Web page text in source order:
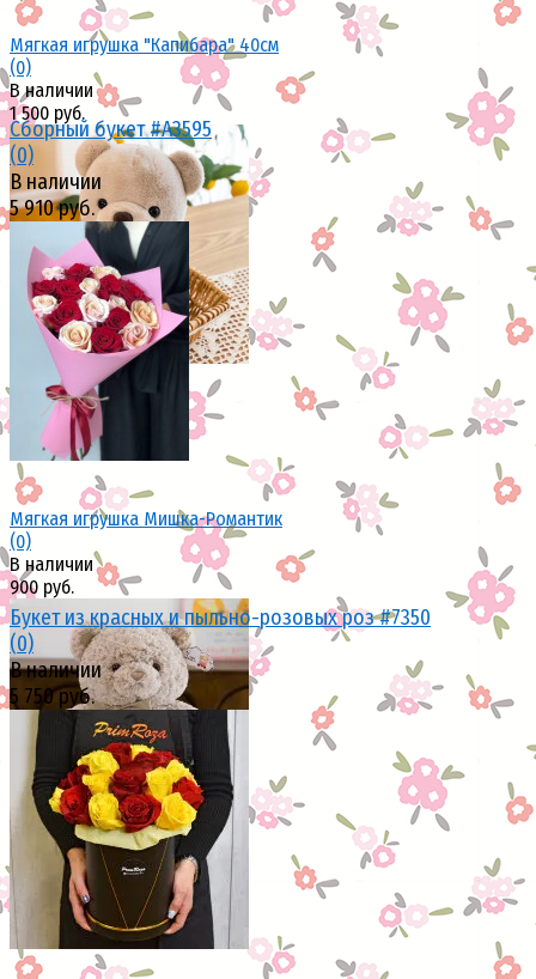
избранное сравнить
Мягкая игрушка "Капибара" 40см
(0)
В наличии
1 500 руб.
избранное сравнить
Мягкая игрушка Мишка-Романтик
(0)
В наличии
900 руб.
избранное сравнить
Сборный букет #A3595
(0)
В наличии
5 910 руб.
избранное сравнить
Букет из красных и пыльно-розовых роз #7350
(0)
В наличии
5 750 руб.